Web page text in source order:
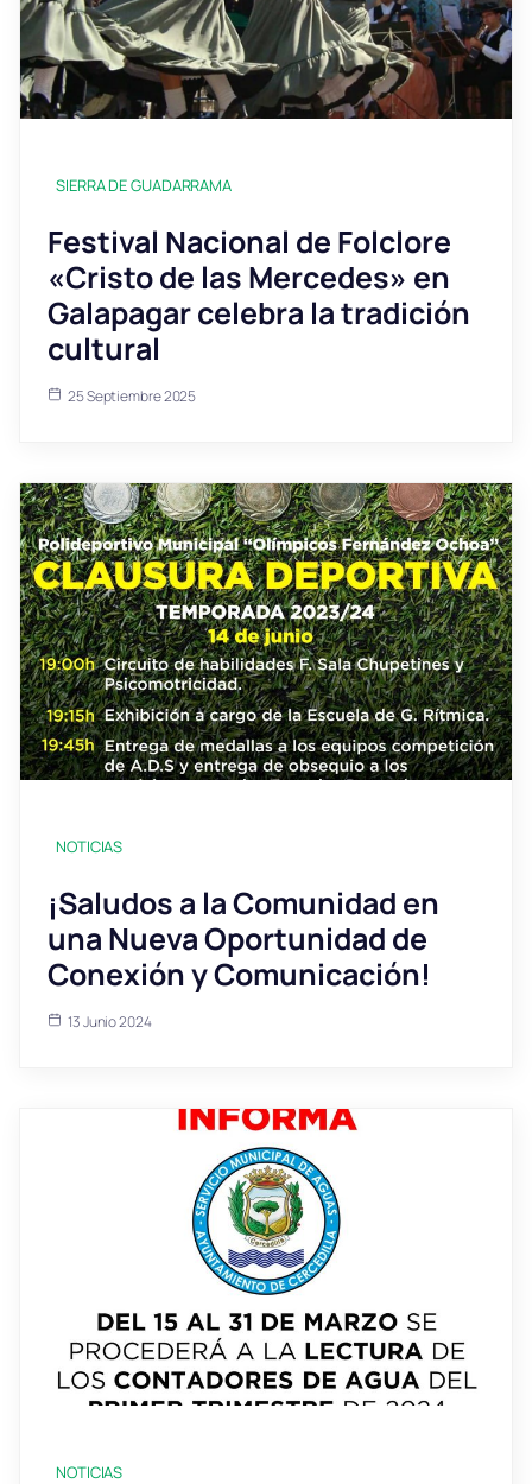
SIERRA DE GUADARRAMA
Festival Nacional de Folclore
«Cristo de las Mercedes» en
Galapagar celebra la tradición
cultural
25 Septiembre 2025
NOTICIAS
¡Saludos a la Comunidad en
una Nueva Oportunidad de
Conexión y Comunicación!
13 Junio 2024
NOTICIAS